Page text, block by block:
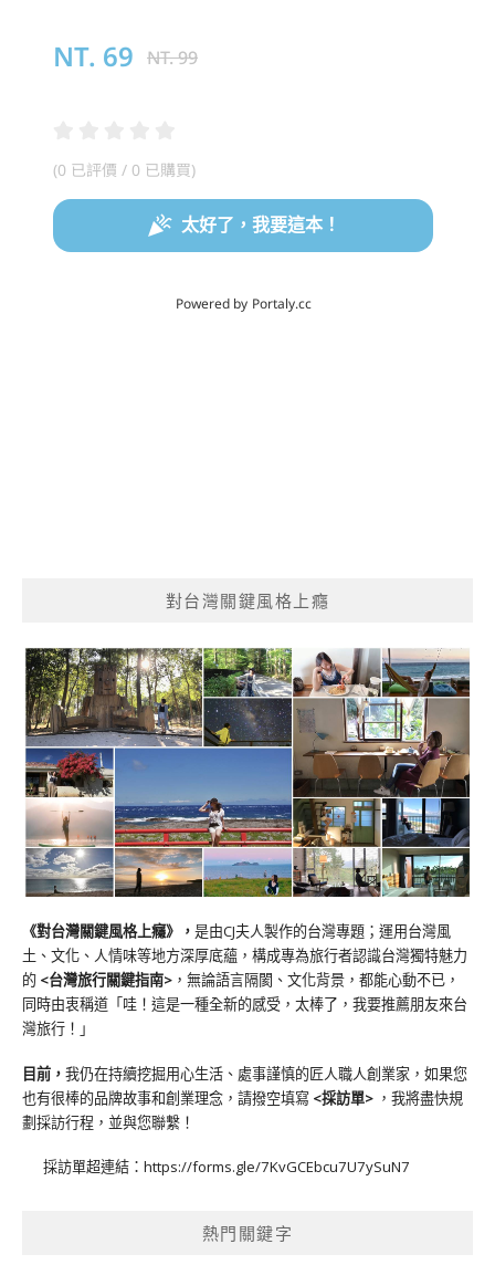
對台灣關鍵風格上癮
《對台灣關鍵風格上癮》 ， 是由CJ夫人製作的台灣專題；運用台灣風
土、文化、人情味等地方深厚底蘊，構成專為旅行者認識台灣獨特魅力
的 <台灣旅行關鍵指南> ，無論語言隔閡、文化背景，都能心動不已，
同時由衷稱道「哇！這是一種全新的感受，太棒了，我要推薦朋友來台
灣旅行！」
目前， 我仍在持續挖掘用心生活、處事謹慎的匠人職人創業家，如果您
也有很棒的品牌故事和創業理念，請撥空填寫 <採訪單> ，我將盡快規
劃採訪行程，並與您聯繫！
採訪單超連結： https://forms.gle/7KvGCEbcu7U7ySuN7
熱門關鍵字